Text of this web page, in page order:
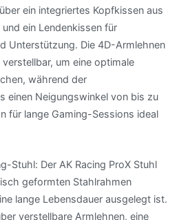
ein integriertes Kopfkissen aus
ein Lendenkissen für
Unterstützung. Die 4D-Armlehnen
um eine optimale
während der
einen Neigungswinkel von bis zu
für lange Gaming-Sessions ideal
Stuhl: Der AK Racing ProX Stuhl
geformten Stahlrahmen
lange Lebensdauer ausgelegt ist.
verstellbare Armlehnen, eine